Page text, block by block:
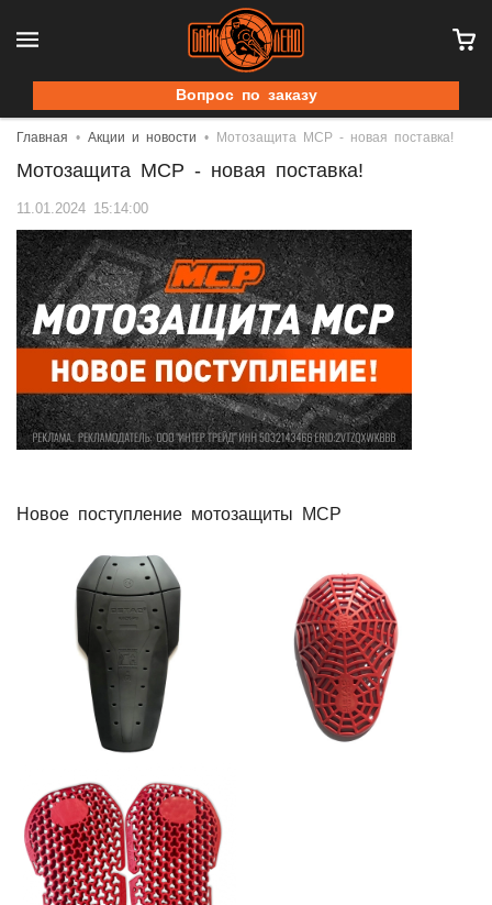
Вопрос по заказу
Главная Акции и новости Мотозащита MCP - новая поставка!
Мотозащита MCP - новая поставка!
11.01.2024 15:14:00
Новое поступление мотозащиты MCP